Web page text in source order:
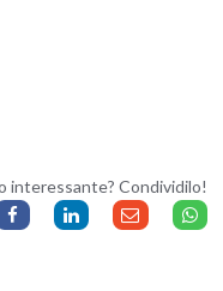
interessante? Condividilo!